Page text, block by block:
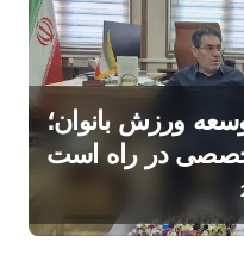
ورزش بانوان؛
در راه است